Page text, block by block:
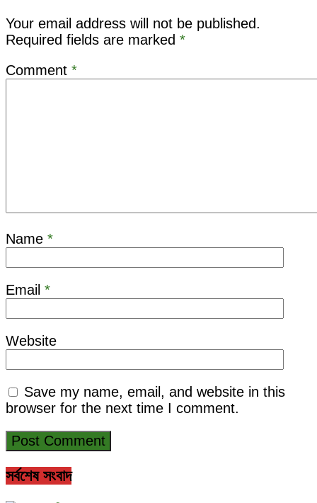
Your email address will not be published.
Required fields are marked *
Comment *
Name *
Email *
Website
Save my name, email, and website in this
browser for the next time I comment.
সর্বশেষ সংবাদ